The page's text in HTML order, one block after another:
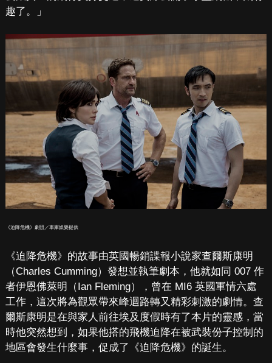
趣了。」
《迫降危機》劇照／車庫娛樂提供
《迫降危機》的故事由英國暢銷諜報小說家查爾斯康明
（Charles Cumming）發想並執筆劇本，他就如同 007 作
者伊恩佛萊明（Ian Fleming），曾在 MI6 英國軍情六處
工作，這次將為觀眾帶來峰迴路轉又精彩刺激的劇情。查
爾斯康明是在與家人前往埃及度假時有了本片的靈感，當
時他突然想到，如果他搭的飛機迫降在被武裝份子控制的
地區會發生什麼事，促成了《迫降危機》的誕生。